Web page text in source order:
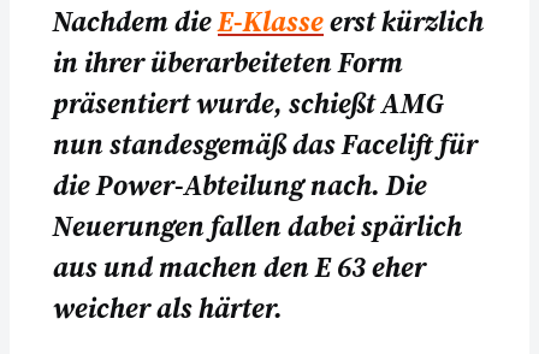
Nachdem dieE-Klasseerst kürzlich
in ihrer überarbeiteten Form
präsentiert wurde, schießt AMG
nun standesgemäß das Facelift für
die Power-Abteilung nach. Die
Neuerungen fallen dabei spärlich
aus und machen den E 63 eher
weicher als härter.